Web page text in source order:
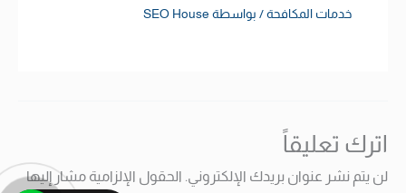
خدمات المكافحة/ بواسطة SEO House
اترك تعليقاً
لن يتم نشر عنوان بريدك الإلكتروني. الحقول الإلزامية مشار إليها